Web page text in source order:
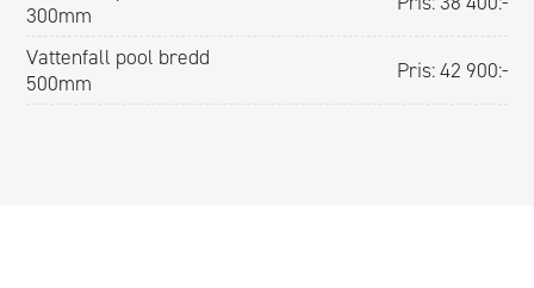
300mm
Vattenfall pool bredd
500mm
Pris: 42 900:-